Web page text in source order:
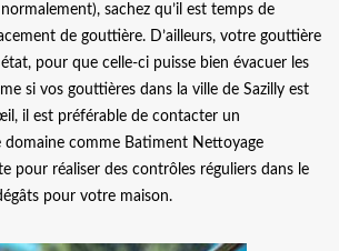
sachez qu’il est temps de
de gouttière. D’ailleurs, votre gouttière
pour que celle-ci puisse bien évacuer les
si vos gouttières dans la ville de Sazilly est
il est préférable de contacter un
domaine comme Batiment Nettoyage
pour réaliser des contrôles réguliers dans le
pour votre maison.